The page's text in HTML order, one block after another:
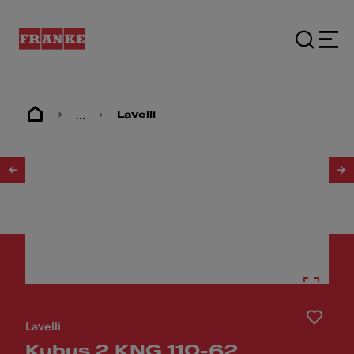
... Lavelli
Lavelli